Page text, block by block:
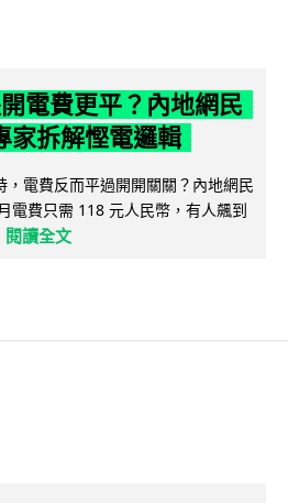
電費更平？內地網民
家拆解慳電邏輯
電費反而平過開開關關？內地網民
電費只需 118 元人民幣，有人飆到
閱讀全文